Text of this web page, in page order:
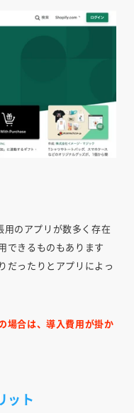
のアプリが数多く存在
できるものもあります
だったりとアプリによっ
場合は、導入費用が掛か
ット